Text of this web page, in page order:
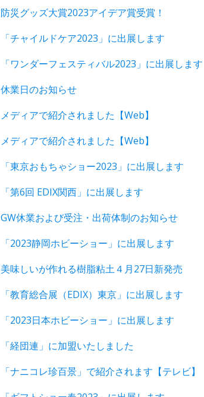
防災グッズ大賞2023アイデア賞受賞！
「チャイルドケア2023」に出展します
「ワンダーフェスティバル2023」に出展します
休業日のお知らせ
メディアで紹介されました【Web】
メディアで紹介されました【Web】
「東京おもちゃショー2023」に出展します
「第6回 EDIX関西」に出展します
GW休業および受注・出荷体制のお知らせ
「2023静岡ホビーショー」に出展します
美味しいが作れる樹脂粘土４月27日新発売
「教育総合展（EDIX）東京」に出展します
「2023日本ホビーショー」に出展します
「経団連」に加盟いたしました
「ナニコレ珍百景」で紹介されます【テレビ】